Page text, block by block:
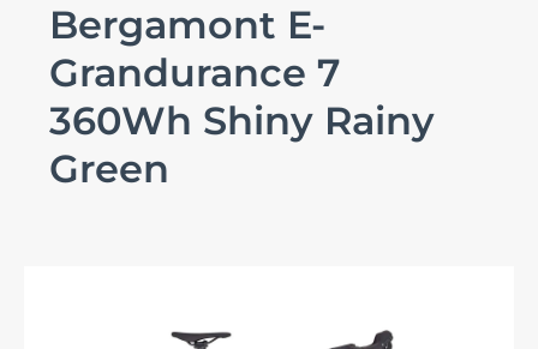
Bergamont E-
Grandurance 7
360Wh Shiny Rainy
Green